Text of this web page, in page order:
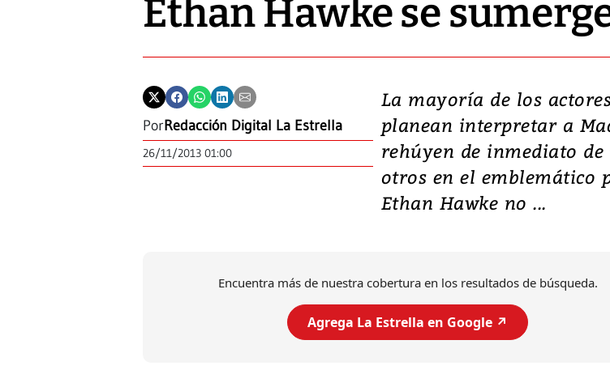
Ethan Hawke se
PorRedacción Digital La Estrella
26/11/2013 01:00
La mayoría de los
planean interpretar a
rehúyen de inmediato de
otros en el emblemático
Ethan Hawke no ...
Encuentra más de nuestra cobertura en los resultados de búsqueda.
Agrega La Estrella en Google ↗️
Video, Japón:
deja heridos y
daños en